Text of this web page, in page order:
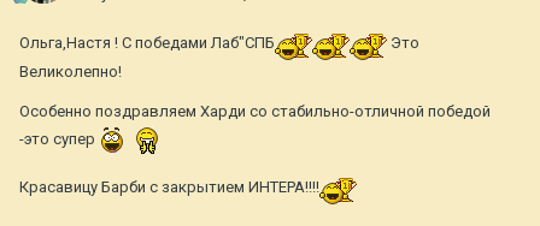
Ольга,Настя ! С победами Лаб"СПБ
Это
Великолепно!
Особенно поздравляем Харди со стабильно-отличной победой
-это супер
Красавицу Барби с закрытием ИНТЕРА!!!!